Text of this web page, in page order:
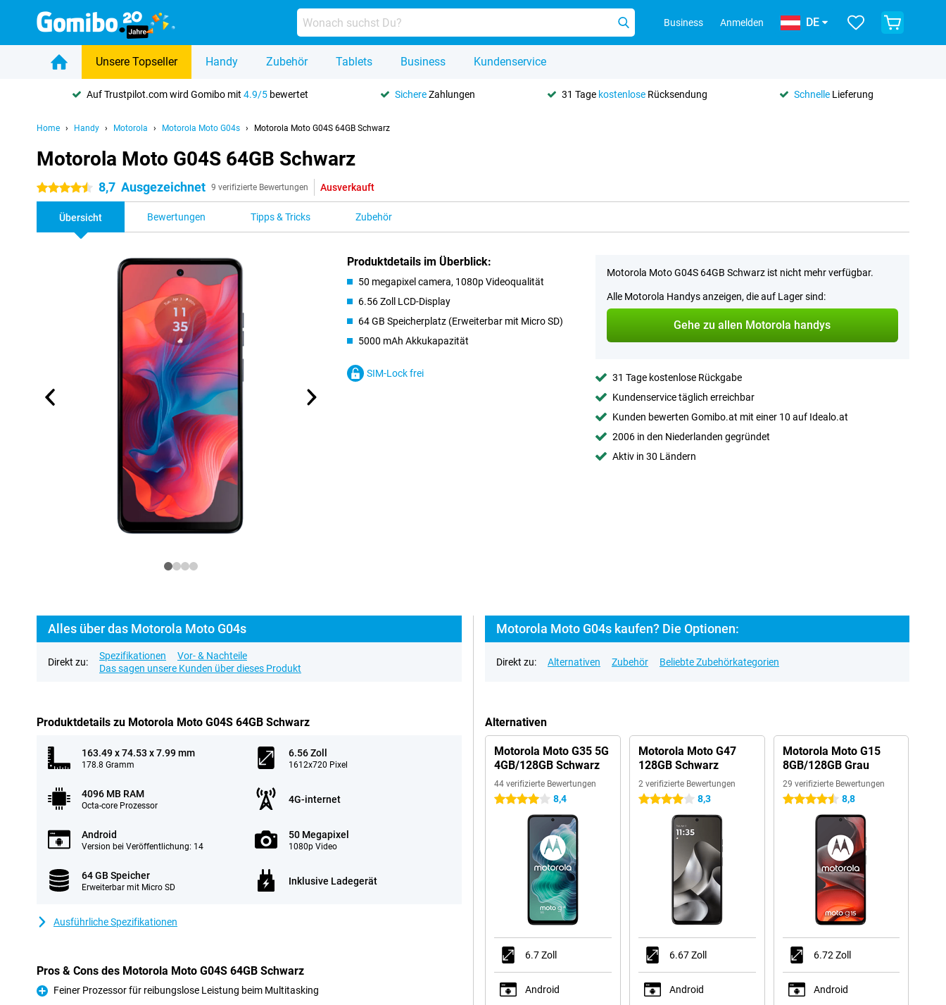
Business Anmelden DE
Unsere Topseller Handy Zubehör Tablets Business Kundenservice
Auf Trustpilot.com wird Gomibo mit4.9/5 bewertet SichereZahlungen 31 Tage kostenloseRücksendung SchnelleLieferung
Home Handy Motorola Motorola Moto G04s Motorola Moto G04S 64GB Schwarz
Motorola Moto G04S 64GB Schwarz
4.5 Sterne 8,7 Ausgezeichnet 9 verifizierte Bewertungen Ausverkauft
Übersicht Bewertungen Tipps & Tricks Zubehör
Produktdetails im Überblick:
50 megapixel camera, 1080p Videoqualität
6.56 Zoll LCD-Display
64 GB Speicherplatz (Erweiterbar mit Micro SD)
5000 mAh Akkukapazität
SIM-Lock frei
Motorola Moto G04S 64GB Schwarz ist nicht mehr verfügbar.
Alle Motorola Handys anzeigen, die auf Lager sind:
Gehe zu allen Motorola handys
31 Tage kostenlose Rückgabe
Kundenservice täglich erreichbar
Kunden bewerten Gomibo.at mit einer 10 auf Idealo.at
2006 in den Niederlanden gegründet
Aktiv in 30 Ländern
Alles über das Motorola Moto G04s
Direkt zu:
Spezifikationen
Vor- & Nachteile
Das sagen unsere Kunden über dieses Produkt
Produktdetails zu Motorola Moto G04S 64GB Schwarz
163.49 x 74.53 x 7.99 mm
178.8 Gramm
6.56 Zoll
1612x720 Pixel
4096 MB RAM
Octa-core Prozessor
4G-internet
Android
Version bei Veröffentlichung: 14
50 Megapixel
1080p Video
64 GB Speicher
Erweiterbar mit Micro SD
Inklusive Ladegerät
Ausführliche Spezifikationen
Pros & Cons des Motorola Moto G04S 64GB Schwarz
Pro
Feiner Prozessor für reibungslose Leistung beim Multitasking
Motorola Moto G04s kaufen? Die Optionen:
Direkt zu: Alternativen Zubehör Beliebte Zubehörkategorien
Alternativen
Motorola Moto G35 5G
4GB/128GB Schwarz
44 verifizierte Bewertungen
4 Sterne 8,4
6.7 Zoll
Android
Motorola Moto G47
128GB Schwarz
2 verifizierte Bewertungen
4 Sterne 8,3
6.67 Zoll
Android
Motorola Moto G15
8GB/128GB Grau
29 verifizierte Bewertungen
4.5 Sterne 8,8
6.72 Zoll
Android